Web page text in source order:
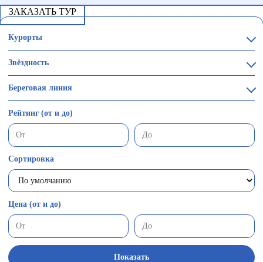
ЗАКАЗАТЬ ТУР
Курорты
Звёздность
Береговая линия
Рейтинг (от и до)
Сортировка
Цена (от и до)
Показать